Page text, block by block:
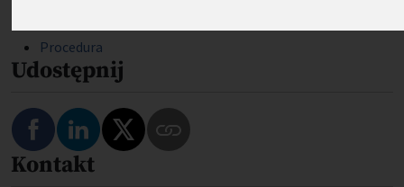
Procedura
Udostępnij
Podziel się na Facebooku
Podziel się na LinkedIn
Podziel się na Twitterze
Kontakt